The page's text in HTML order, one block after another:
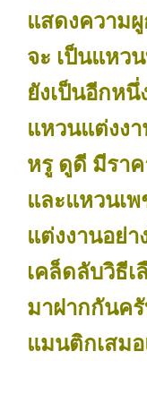
แสดงความ
จะ เป็นแหว
ยังเป็นอีกห
แหวนแต่งง
หรู ดูดี มีรา
และแหวนเ
แต่งงานอย่า
เคล็ดลับวิธี
มาฝากกันค
แมนติกเสม